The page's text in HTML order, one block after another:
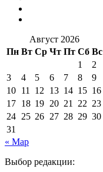
Август 2026
Пн Вт Ср Чт Пт Сб Вс
1
2
3
4 5 6 7 8
9
10 11 12 13 14 15 16
17 18 19 20 21 22 23
24 25 26 27 28 29 30
31
« Мар
Выбор редакции: